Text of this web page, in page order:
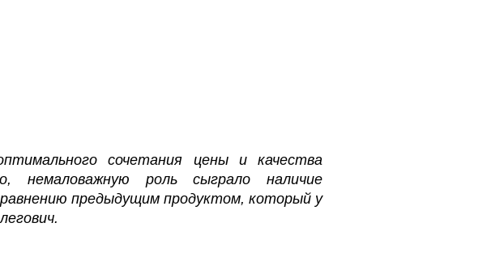
сочетания цены и качества
немаловажную роль сыграло наличие
предыдущим продуктом, который у